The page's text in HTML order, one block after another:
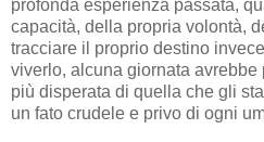
profonda esperienza passata,
capacità, della propria volontà,
tracciare il proprio destino
viverlo, alcuna giornata avrebbe
più disperata di quella che gli
un fato crudele e privo di ogni